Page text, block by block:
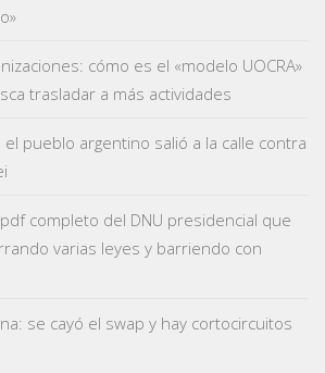
cómo es el «modelo UOCRA»
trasladar a más actividades
el pueblo argentino salió a la calle contra
completo del DNU presidencial que
varias leyes y barriendo con
se cayó el swap y hay cortocircuitos